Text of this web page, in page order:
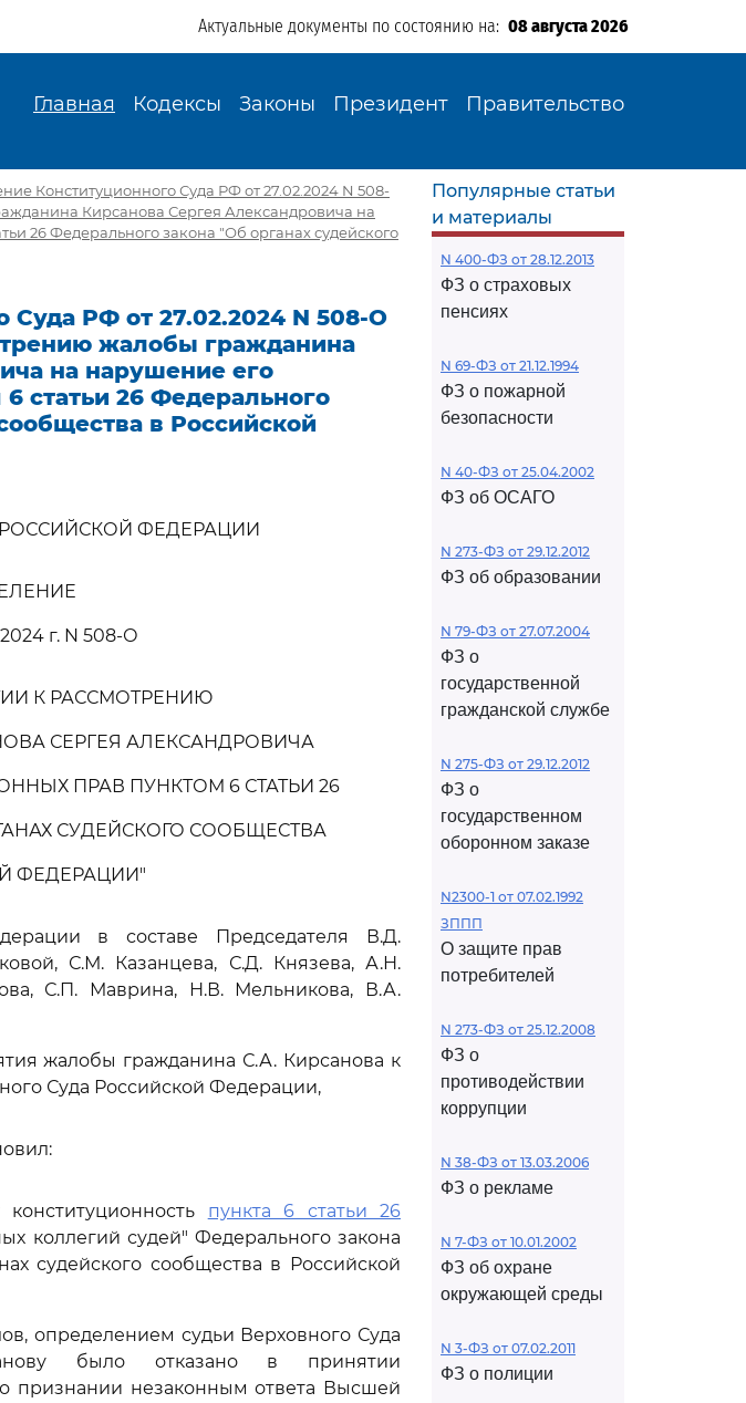
Актуальные документы по состоянию на: 08 августа 2026
Главная Кодексы Законы Президент Правительство
Конституционного Суда РФ от 27.02.2024 N 508-
Кирсанова Сергея Александровича на
26 Федерального закона "Об органах судейского
Суда РФ от 27.02.2024 N 508-О
жалобы гражданина
на нарушение его
статьи 26 Федерального
в Российской
ФЕДЕРАЦИИ
г. N 508-О
К РАССМОТРЕНИЮ
СЕРГЕЯ АЛЕКСАНДРОВИЧА
ПРАВ ПУНКТОМ 6 СТАТЬИ 26
СУДЕЙСКОГО СООБЩЕСТВА
ФЕДЕРАЦИИ"
в составе Председателя В.Д.
С.М. Казанцева, С.Д. Князева, А.Н.
С.П. Маврина, Н.В. Мельникова, В.А.
жалобы гражданина С.А. Кирсанова к
Суда Российской Федерации,
пункта 6 статьи 26
коллегий судей" Федерального закона
судейского сообщества в Российской
определением судьи Верховного Суда
было отказано в принятии
признании незаконным ответа Высшей
Популярные статьи
и материалы
N 400-ФЗ от 28.12.2013
ФЗ о страховых
пенсиях
N 69-ФЗ от 21.12.1994
ФЗ о пожарной
безопасности
N 40-ФЗ от 25.04.2002
ФЗ об ОСАГО
N 273-ФЗ от 29.12.2012
ФЗ об образовании
N 79-ФЗ от 27.07.2004
ФЗ о
государственной
гражданской службе
N 275-ФЗ от 29.12.2012
ФЗ о
государственном
оборонном заказе
N2300-1 от 07.02.1992
ЗППП
О защите прав
потребителей
N 273-ФЗ от 25.12.2008
ФЗ о
противодействии
коррупции
N 38-ФЗ от 13.03.2006
ФЗ о рекламе
N 7-ФЗ от 10.01.2002
ФЗ об охране
окружающей среды
N 3-ФЗ от 07.02.2011
ФЗ о полиции